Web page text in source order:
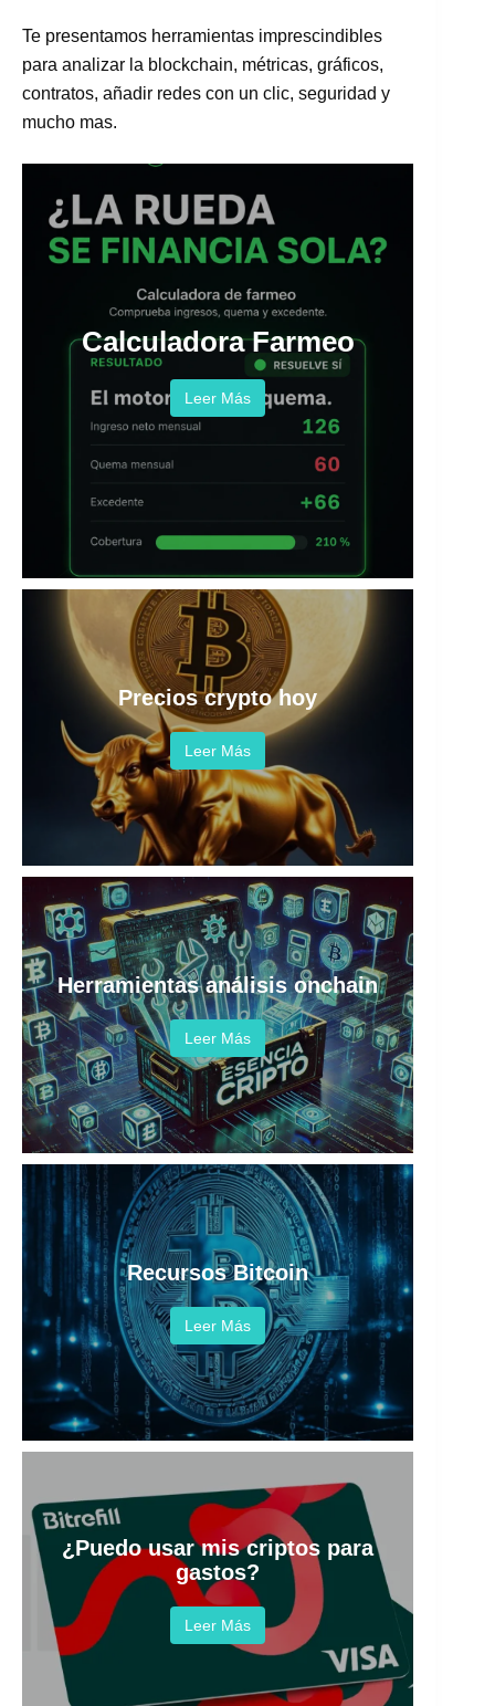
Te presentamos herramientas imprescindibles
para analizar la blockchain, métricas, gráficos,
contratos, añadir redes con un clic, seguridad y
mucho mas.
Calculadora Farmeo
Leer Más
Precios crypto hoy
Leer Más
Herramientas análisis onchain
Leer Más
Recursos Bitcoin
Leer Más
¿Puedo usar mis criptos para
gastos?
Leer Más